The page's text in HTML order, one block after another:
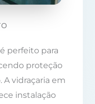
perfeito para
proteção
vidraçaria em
instalação